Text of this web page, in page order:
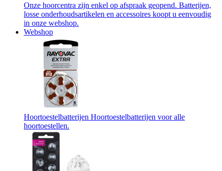
Onze hoorcentra zijn enkel op afspraak geopend. Batterijen,
losse onderhoudsartikelen en accessoires koopt u eenvoudig
in onze webshop.
Webshop
Hoortoestelbatterijen Hoortoestelbatterijen voor alle
hoortoestellen.